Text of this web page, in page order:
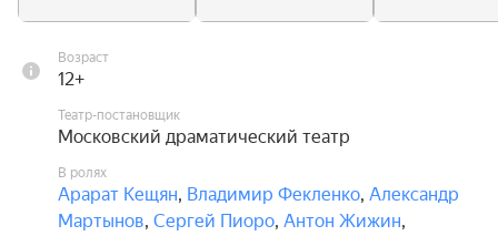
предрешено, и выскочить из порочного круга
усилий.
Московский драматический театр представляет
свою версию вечной классики! Весёлая и тонкая
интерпретация поэмы Николая Гоголя
«Мёртвые души».
Возраст
12+
Театр-постановщик
Московский драматический театр
В ролях
Арарат Кещян, Владимир Фекленко, Александр
Мартынов, Сергей Пиоро, Антон Жижин,